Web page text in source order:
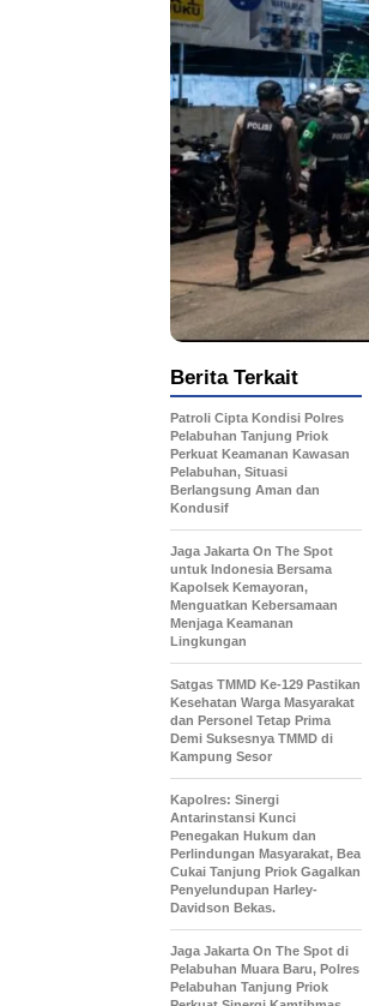
Berita Terkait
Patroli Cipta Kondisi Polres
Pelabuhan Tanjung Priok
Perkuat Keamanan Kawasan
Pelabuhan, Situasi
Berlangsung Aman dan
Kondusif
Jaga Jakarta On The Spot
untuk Indonesia Bersama
Kapolsek Kemayoran,
Menguatkan Kebersamaan
Menjaga Keamanan
Lingkungan
Satgas TMMD Ke-129 Pastikan
Kesehatan Warga Masyarakat
dan Personel Tetap Prima
Demi Suksesnya TMMD di
Kampung Sesor
Kapolres: Sinergi
Antarinstansi Kunci
Penegakan Hukum dan
Perlindungan Masyarakat, Bea
Cukai Tanjung Priok Gagalkan
Penyelundupan Harley-
Davidson Bekas.
Jaga Jakarta On The Spot di
Pelabuhan Muara Baru, Polres
Pelabuhan Tanjung Priok